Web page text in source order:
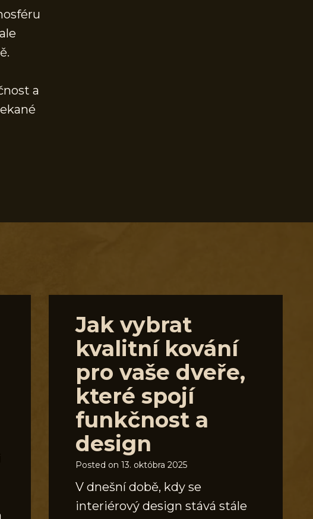
a
Jak vybrat
kvalitní kování
pro vaše dveře,
které spojí
funkčnost a
design
Posted on 13. októbra 2025
V dnešní době, kdy se
interiérový design stává stále